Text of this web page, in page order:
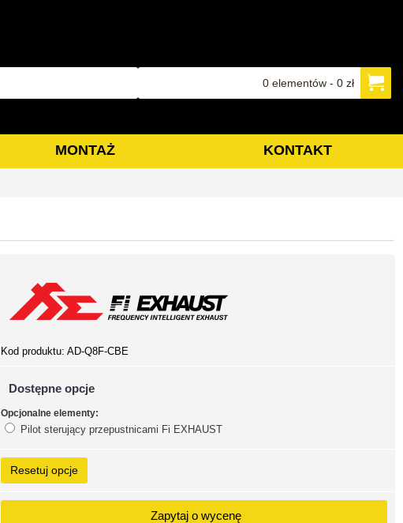
0 elementów - 0 zł
MONTAŻ KONTAKT
Kod produktu:AD-Q8F-CBE
Dostępne opcje
Opcjonalne elementy:
Pilot sterujący przepustnicami Fi EXHAUST
Resetuj opcje
Zapytaj o wycenę